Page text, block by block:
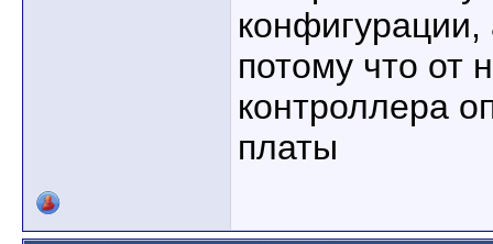
конфигурации,
потому что от
контроллера
платы